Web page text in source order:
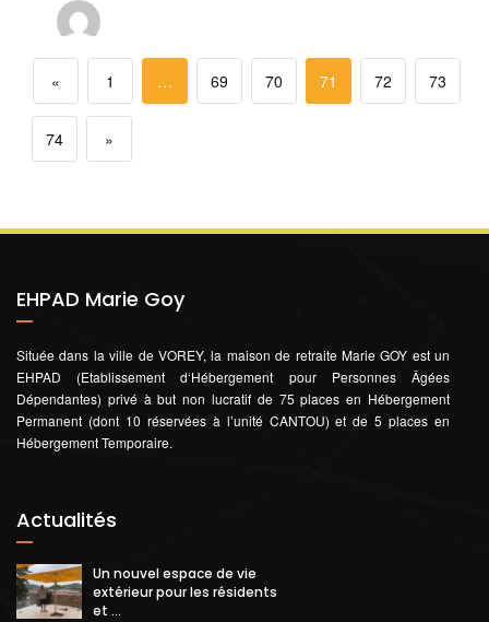
« 1 … 69 70 71 72 73
74 »
EHPAD Marie Goy
Située dans la ville de VOREY, la maison de retraite Marie GOY est un
EHPAD (Etablissement d‘Hébergement pour Personnes Âgées
Dépendantes) privé à but non lucratif de 75 places en Hébergement
Permanent (dont 10 réservées à l’unité CANTOU) et de 5 places en
Hébergement Temporaire.
Actualités
Un nouvel espace de vie
extérieur pour les résidents
et ...